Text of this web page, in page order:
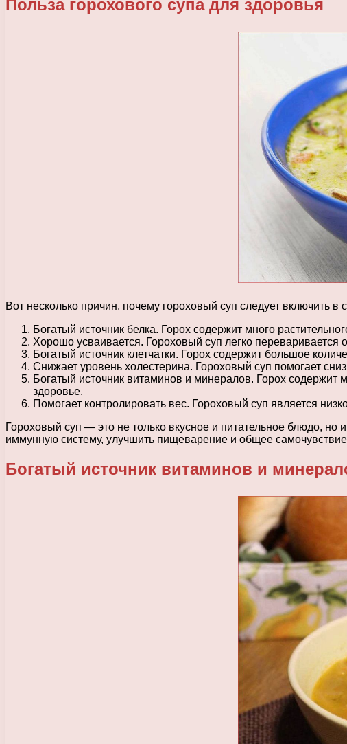
Польза горохового супа для здоровья
Вот несколько причин, почему гороховый суп следует включить в
Богатый источник белка. Горох содержит много
Хорошо усваивается. Гороховый суп легко
Богатый источник клетчатки. Горох содержит большое
Снижает уровень холестерина. Гороховый суп помогает
Богатый источник витаминов и минералов. Горох
здоровье.
Помогает контролировать вес. Гороховый суп является
Гороховый суп — это не только вкусное и питательное блюдо,
иммунную систему, улучшить пищеварение и общее
Богатый источник витаминов и